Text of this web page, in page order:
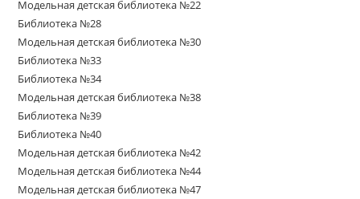
Модельная детская библиотека №22
Библиотека №28
Модельная детская библиотека №30
Библиотека №33
Библиотека №34
Модельная детская библиотека №38
Библиотека №39
Библиотека №40
Модельная детская библиотека №42
Модельная детская библиотека №44
Модельная детская библиотека №47